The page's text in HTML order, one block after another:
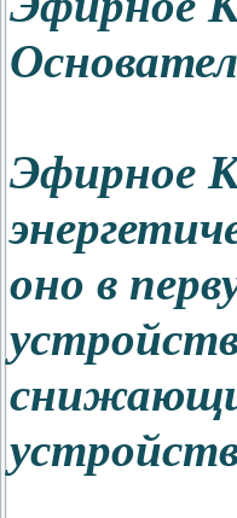
Эфирное
оно в